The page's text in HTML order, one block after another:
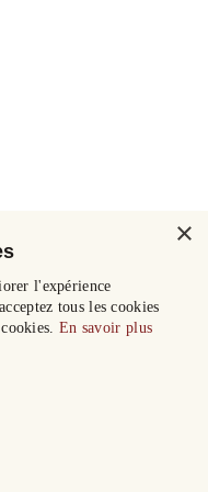
×
l'expérience
tous les cookies
En savoir plus